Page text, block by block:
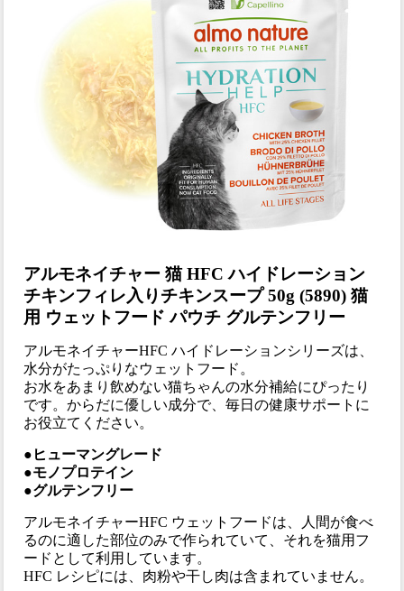
アルモネイチャー 猫 HFC ハイドレーション
チキンフィレ入りチキンスープ 50g (5890) 猫
用 ウェットフード パウチ グルテンフリー
アルモネイチャーHFC ハイドレーションシリーズは、
水分がたっぷりなウェットフード。
お水をあまり飲めない猫ちゃんの水分補給にぴったり
です。からだに優しい成分で、毎日の健康サポートに
お役立てください。
●ヒューマングレード
●モノプロテイン
●グルテンフリー
アルモネイチャーHFC ウェットフードは、人間が食べ
るのに適した部位のみで作られていて、それを猫用フ
ードとして利用しています。
HFC レシピには、肉粉や干し肉は含まれていません。